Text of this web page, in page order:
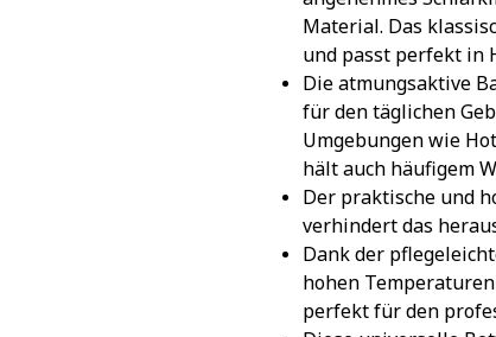
Material. Das
und passt perfekt in
Die atmungsaktive
für den täglichen
Umgebungen wie
hält auch häufigem
Der praktische und
verhindert das
Dank der
hohen
perfekt für den